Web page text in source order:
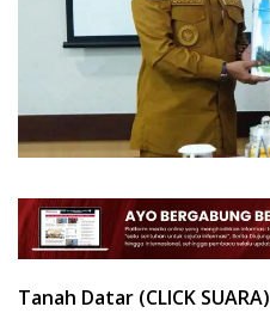
Tanah Datar (CLICK SUARA)